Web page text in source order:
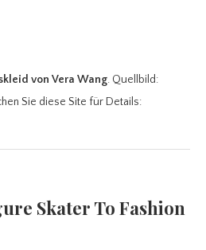
von Vera Wang. Quellbild:
Sie diese Site für Details:
Skater To Fashion